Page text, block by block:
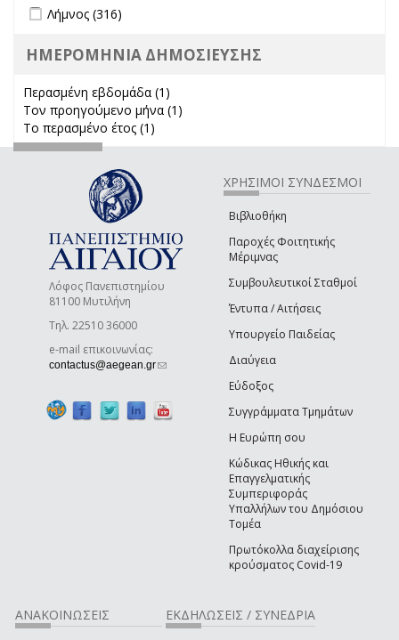
Apply Λήμνος filter
Λήμνος (316)
ΗΜΕΡΟΜΗΝΙΑ ΔΗΜΟΣΙΕΥΣΗΣ
Περασμένη εβδομάδα (1)
Τον προηγούμενο μήνα (1)
Το περασμένο έτος (1)
Λόφος Πανεπιστημίου
81100 Μυτιλήνη
Τηλ. 22510 36000
e-mail επικοινωνίας:
contactus@aegean.gr(link sends e-mail)
ΧΡΗΣΙΜΟΙ ΣΥΝΔΕΣΜΟΙ
Βιβλιοθήκη
Παροχές Φοιτητικής
Μέριμνας
Συμβουλευτικοί Σταθμοί
Έντυπα / Αιτήσεις
Υπουργείο Παιδείας
Διαύγεια
Εύδοξος
Συγγράμματα Τμημάτων
Η Ευρώπη σου
Κώδικας Ηθικής και
Επαγγελματικής
Συμπεριφοράς
Υπαλλήλων του Δημόσιου
Τομέα
Πρωτόκολλα διαχείρισης
κρούσματος Covid-19
ΑΝΑΚΟΙΝΩΣΕΙΣ ΕΚΔΗΛΩΣΕΙΣ / ΣΥΝΕΔΡΙΑ